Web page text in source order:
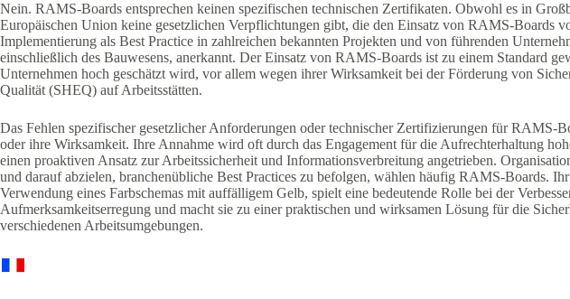
Nein. RAMS-Boards entsprechen keinen spezifischen technischen Zertifikaten. Obwohl es in
Europäischen Union keine gesetzlichen Verpflichtungen gibt, die den Einsatz von RAMS-Boards
Implementierung als Best Practice in zahlreichen bekannten Projekten und von führenden
einschließlich des Bauwesens, anerkannt. Der Einsatz von RAMS-Boards ist zu einem Standard
Unternehmen hoch geschätzt wird, vor allem wegen ihrer Wirksamkeit bei der Förderung von
Qualität (SHEQ) auf Arbeitsstätten.
Das Fehlen spezifischer gesetzlicher Anforderungen oder technischer Zertifizierungen für RAMS-
oder ihre Wirksamkeit. Ihre Annahme wird oft durch das Engagement für die Aufrechterhaltung
einen proaktiven Ansatz zur Arbeitssicherheit und Informationsverbreitung angetrieben.
und darauf abzielen, branchenübliche Best Practices zu befolgen, wählen häufig RAMS-Boards.
Verwendung eines Farbschemas mit auffälligem Gelb, spielt eine bedeutende Rolle bei der
Aufmerksamkeitserregung und macht sie zu einer praktischen und wirksamen Lösung für die
verschiedenen Arbeitsumgebungen.